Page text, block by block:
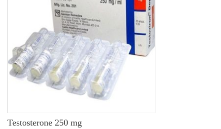
1.250,00 €
Testosterone 250 mg